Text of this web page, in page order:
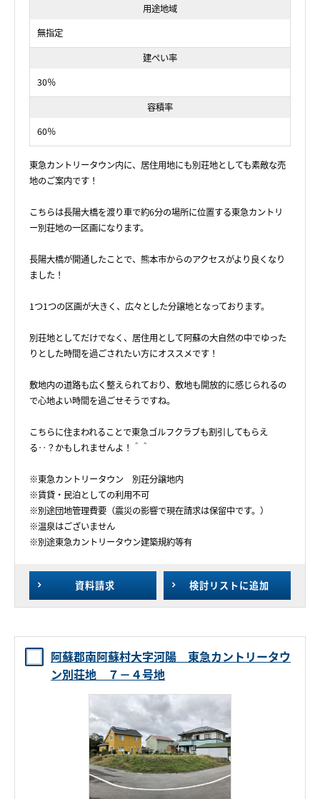
用途地域
無指定
建ぺい率
30％
容積率
60％
資料請求 検討リストに追加
東急カントリータウン内に、居住用地にも別荘地としても素敵な売
地のご案内です！
こちらは長陽大橋を渡り車で約6分の場所に位置する東急カントリ
ー別荘地の一区画になります。
長陽大橋が開通したことで、熊本市からのアクセスがより良くなり
ました！
1つ1つの区画が大きく、広々とした分譲地となっております。
別荘地としてだけでなく、居住用として阿蘇の大自然の中でゆった
りとした時間を過ごされたい方にオススメです！
敷地内の道路も広く整えられており、敷地も開放的に感じられるの
で心地よい時間を過ごせそうですね。
こちらに住まわれることで東急ゴルフクラブも割引してもらえ
る‥？かもしれませんよ！＾＾
※東急カントリータウン 別荘分譲地内
※賃貸・民泊としての利用不可
※別途団地管理費要（震災の影響で現在請求は保留中です。）
※温泉はございません
※別途東急カントリータウン建築規約等有
阿蘇郡南阿蘇村大字河陽 東急カントリータウ
ン別荘地 ７－４号地